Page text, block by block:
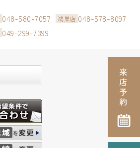
048-580-7057 鴻巣店 048-578-8097
049-299-7399